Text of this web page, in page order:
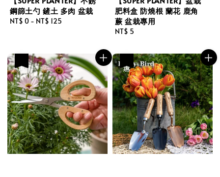
鋼篩土勺 鏟土 多肉 盆栽
Regular
NT$ 0 - NT$ 125
肥料盒 防燒根 蘭花 鹿角
蕨 盆栽專用
Regular
NT$ 5